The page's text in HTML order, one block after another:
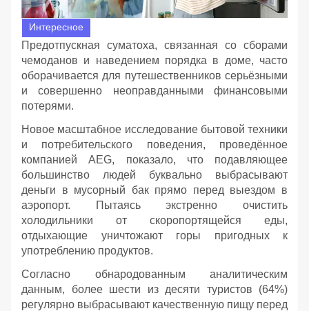
Интересное
Предотпускная суматоха, связанная со сборами
чемоданов и наведением порядка в доме, часто
оборачивается для путешественников серьёзными
и совершенно неоправданными финансовыми
потерями.
Новое масштабное исследование бытовой техники
и потребительского поведения, проведённое
компанией AEG, показало, что подавляющее
большинство людей буквально выбрасывают
деньги в мусорный бак прямо перед выездом в
аэропорт. Пытаясь экстренно очистить
холодильники от скоропортящейся еды,
отдыхающие уничтожают горы пригодных к
употреблению продуктов.
Согласно обнародованным аналитическим
данным, более шести из десяти туристов (64%)
регулярно выбрасывают качественную пищу перед